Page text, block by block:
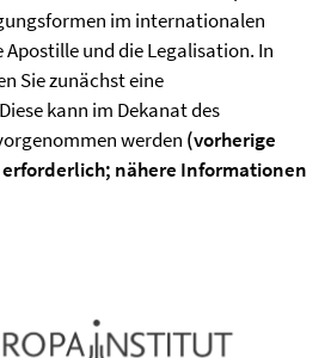
im internationalen
und die Legalisation. In
Sie zunächst eine
kann im Dekanat des
werden (vorherige
nähere Informationen